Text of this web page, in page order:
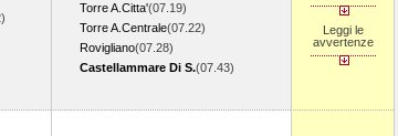
Torre A.Citta'(07.19)
Torre A.Centrale(07.22)
Rovigliano(07.28)
Castellammare Di S.(07.43)
Leggi le
avvertenze